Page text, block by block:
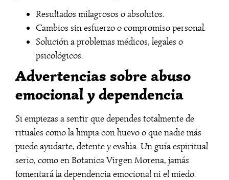
Resultados milagrosos o absolutos.
Cambios sin esfuerzo o compromiso personal.
Solución a problemas médicos, legales o
psicológicos.
Advertencias sobre abuso
emocional y dependencia
Si empiezas a sentir que dependes totalmente de
rituales como la limpia con huevo o que nadie más
puede ayudarte, detente y evalúa. Un guía espiritual
serio, como en Botanica Virgen Morena, jamás
fomentará la dependencia emocional ni el miedo.